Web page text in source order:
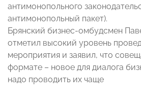
антимонопольного
антимонопольный пакет).
Брянский бизнес-омбудсмен
отметил высокий уровень
мероприятия и заявил, что
формате – новое для диалога
надо проводить их чаще